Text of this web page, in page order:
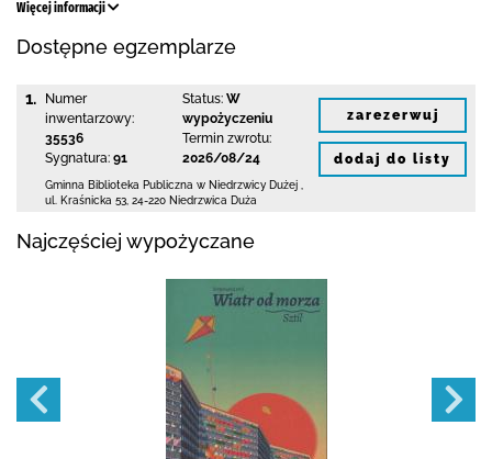
Więcej informacji
Dostępne egzemplarze
1.
Numer
inwentarzowy:
35536
Sygnatura: 91
Status: W
wypożyczeniu
Termin zwrotu:
2026/08/24
Gminna Biblioteka Publiczna w Niedrzwicy Dużej
ul. Kraśnicka 53 24-220 Niedrzwica Duża
zarezerwuj
dodaj do listy
Najczęściej wypożyczane